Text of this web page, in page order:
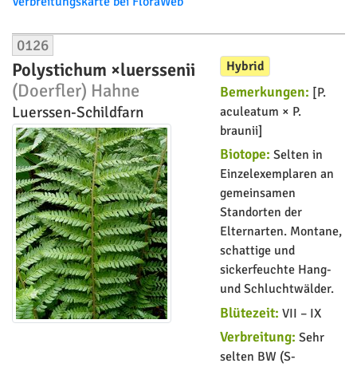
0126
Polystichum ×luerssenii
(Doerfler) Hahne
Luerssen-Schildfarn
Hybrid
Bemerkungen: [P.
aculeatum × P.
braunii]
Biotope: Selten in
Einzelexemplaren an
gemeinsamen
Standorten der
Elternarten. Montane,
schattige und
sickerfeuchte Hang-
und Schluchtwälder.
Blütezeit: VII – IX
Verbreitung: Sehr
selten BW (S-